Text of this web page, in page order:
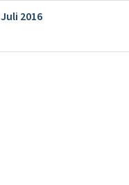
Juli 2016